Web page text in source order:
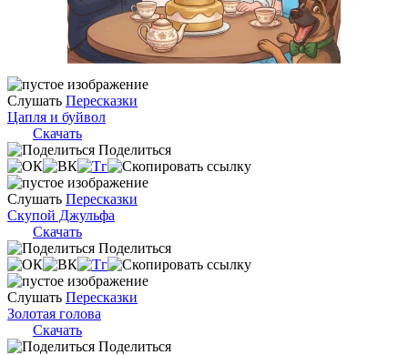
Слушать Пересказки
Цапля и буйвол
Скачать
Поделиться
Слушать Пересказки
Скупой Джульфа
Скачать
Поделиться
Слушать Пересказки
Золотая голова
Скачать
Поделиться